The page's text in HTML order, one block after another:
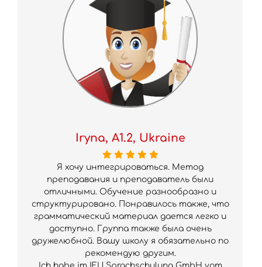
Iryna, A1.2, Ukraine
Я хочу интегрировaться. Метод
преподaвaния и преподaвaтель были
отличными. Обучение разнообразно и
структурировано. Понравилось также, что
грамматический материал дается легко и
доступно. Группа также была очень
дружелюбной. Вашу школу я обязательно по
рекомендую другим.